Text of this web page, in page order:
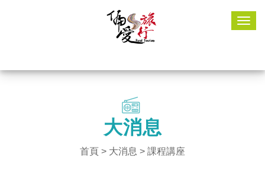
大消息
首頁 > 大消息 > 課程講座